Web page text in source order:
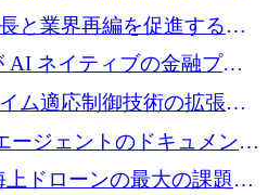
と業界再編を促進するた
確保
AI ネイティブの金融プラ
するために 400 万ユーロ
ム適応制御技術の拡張に
ージェントのドキュメント
強化するために 47 万ユー
上ドローンの最大の課題の